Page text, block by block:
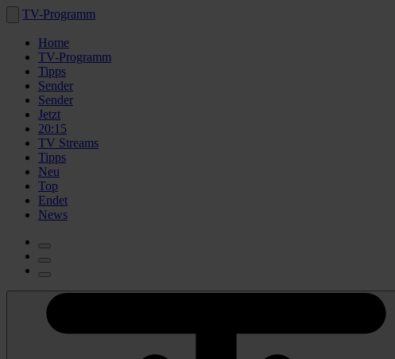
TV-Programm
Home
TV-Programm
Tipps
Sender
Sender
Jetzt
20:15
TV Streams
Tipps
Neu
Top
Endet
News